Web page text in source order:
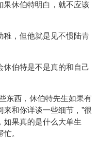
果休伯特明白，就不应该
稚，但他就是见不惯陆青
休伯特是不是真的和自己
东西，休伯特先生如果有
和你详谈一些细节，”很
如果真的是什么大单生
。